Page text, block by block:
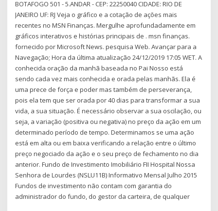
BOTAFOGO 501 - 5.ANDAR - CEP: 22250040 CIDADE: RIO DE
JANEIRO UF: RJ Veja o gráfico e a cotação de ações mais
recentes no MSN Finanças. Mergulhe aprofundadamente em
gráficos interativos e histórias principais de . msn finanças.
fornecido por Microsoft News. pesquisa Web. Avançar para a
Navegação; Hora da última atualização 24/12/2019 17:05 WET. A
conhecida oração da manhã baseada no Pai Nosso está
sendo cada vez mais conhecida e orada pelas manhãs. Ela é
uma prece de força e poder mas também de perseverança,
pois ela tem que ser orada por 40 dias para transformar a sua
vida, a sua situação. É necessário observar a sua oscilação, ou
seja, a variação (positiva ou negativa) no preço da ação em um
determinado período de tempo. Determinamos se uma ação
está em alta ou em baixa verificando a relação entre o último
preço negociado da ação e o seu preço de fechamento no dia
anterior. Fundo de Investimento Imobiliário FII Hospital Nossa
Senhora de Lourdes (NSLU11B) Informativo Mensal Julho 2015
Fundos de investimento não contam com garantia do
administrador do fundo, do gestor da carteira, de qualquer